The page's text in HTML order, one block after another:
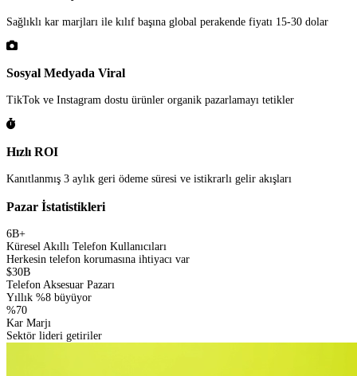
Sağlıklı kar marjları ile kılıf başına global perakende fiyatı 15-30 dolar
Sosyal Medyada Viral
TikTok ve Instagram dostu ürünler organik pazarlamayı tetikler
Hızlı ROI
Kanıtlanmış 3 aylık geri ödeme süresi ve istikrarlı gelir akışları
Pazar İstatistikleri
6B+
Küresel Akıllı Telefon Kullanıcıları
Herkesin telefon korumasına ihtiyacı var
$30B
Telefon Aksesuar Pazarı
Yıllık %8 büyüyor
%70
Kar Marjı
Sektör lideri getiriler